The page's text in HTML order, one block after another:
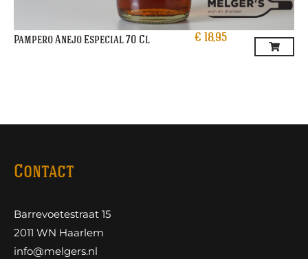
Pampero Anejo Especial 70 Cl € 18,95
Contact
Barrevoetestraat 15
2011 WN Haarlem
info@melgers.nl